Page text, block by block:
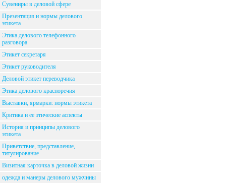
Сувениры в деловой сфере
Презентация и нормы делового
этикета
Этика делового телефонного
разговора
Этикет секретаря
Этикет руководителя
Деловой этикет переводчика
Этика делового красноречия
Выставки, ярмарки: нормы этикета
Критика и ее этические аспекты
История и принципы делового
этикета
Приветствие, представление,
титулирование
Визитная карточка в деловой жизни
одежда и манеры делового мужчины